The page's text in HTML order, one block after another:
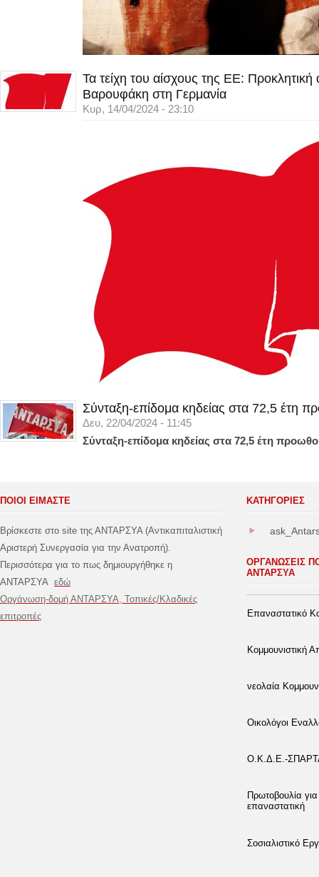
Τα τείχη του αίσχους της ΕΕ:
Βαρουφάκη στη Γερμανία
Κυρ, 14/04/2024 - 23:10
Σύνταξη-επίδομα κηδείας στα 72,5 έτη
Δευ, 22/04/2024 - 11:45
Σύνταξη-επίδομα κηδείας στα 72,5 έτη
ΠΟΙΟΙ ΕΙΜΑΣΤΕ
Βρίσκεστε στο site της ΑΝΤΑΡΣΥΑ (Αντικαπιταλιστική
Αριστερή Συνεργασία για την Ανατροπή).
Περισσότερα για το πως δημιουργήθηκε η
ΑΝΤΑΡΣΥΑ εδώ
Οργάνωση-δομή ΑΝΤΑΡΣΥΑ, Τοπικές/Κλαδικές
επιτροπές
ΚΑΤΗΓΟΡΊΕΣ
ΟΡΓΑΝΩΣΕΙΣ
ΑΝΤΑΡΣΥΑ
Επαναστατικό
Κομμουνιστική
νεολαία
Οικολόγοι
Ο.Κ.Δ.Ε.-
Πρωτοβουλία
επαναστατική
Σοσιαλιστικό